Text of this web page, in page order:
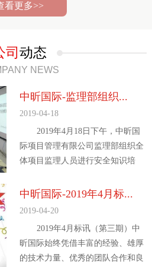
看更多>>
司动态
NEWS
中昕国际-监理部组织...
2019-04-18
2019年4月18日下午，中昕国
际项目管理有限公司监理部组织全
体项目监理人员进行安全知识培
中昕国际-2019年4月标...
2019-04-20
2019年4月标讯（第三期）中
昕国际始终凭借丰富的经验、雄厚
的技术力量、优秀的团队合作和良